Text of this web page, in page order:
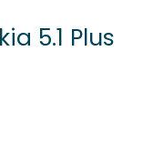
5.1 Plus